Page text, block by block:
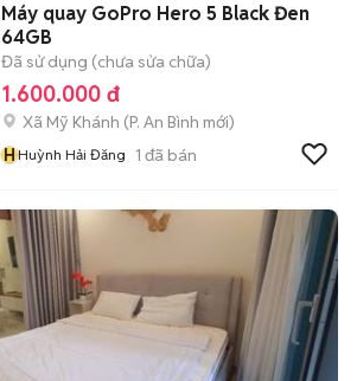
Máy quay GoPro Hero 5 Black Đen
64GB
Đã sử dụng (chưa sửa chữa)
1.600.000 đ
Xã Mỹ Khánh (P. An Bình mới)
HHuỳnh Hải Đăng 1 đã bán